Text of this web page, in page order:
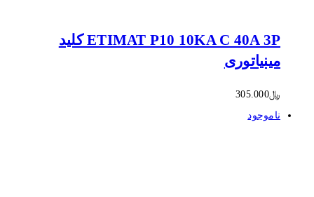
ETIMAT P10 10KA C 40A 3P کلید
مینیاتوری
﷼305.000
ناموجود